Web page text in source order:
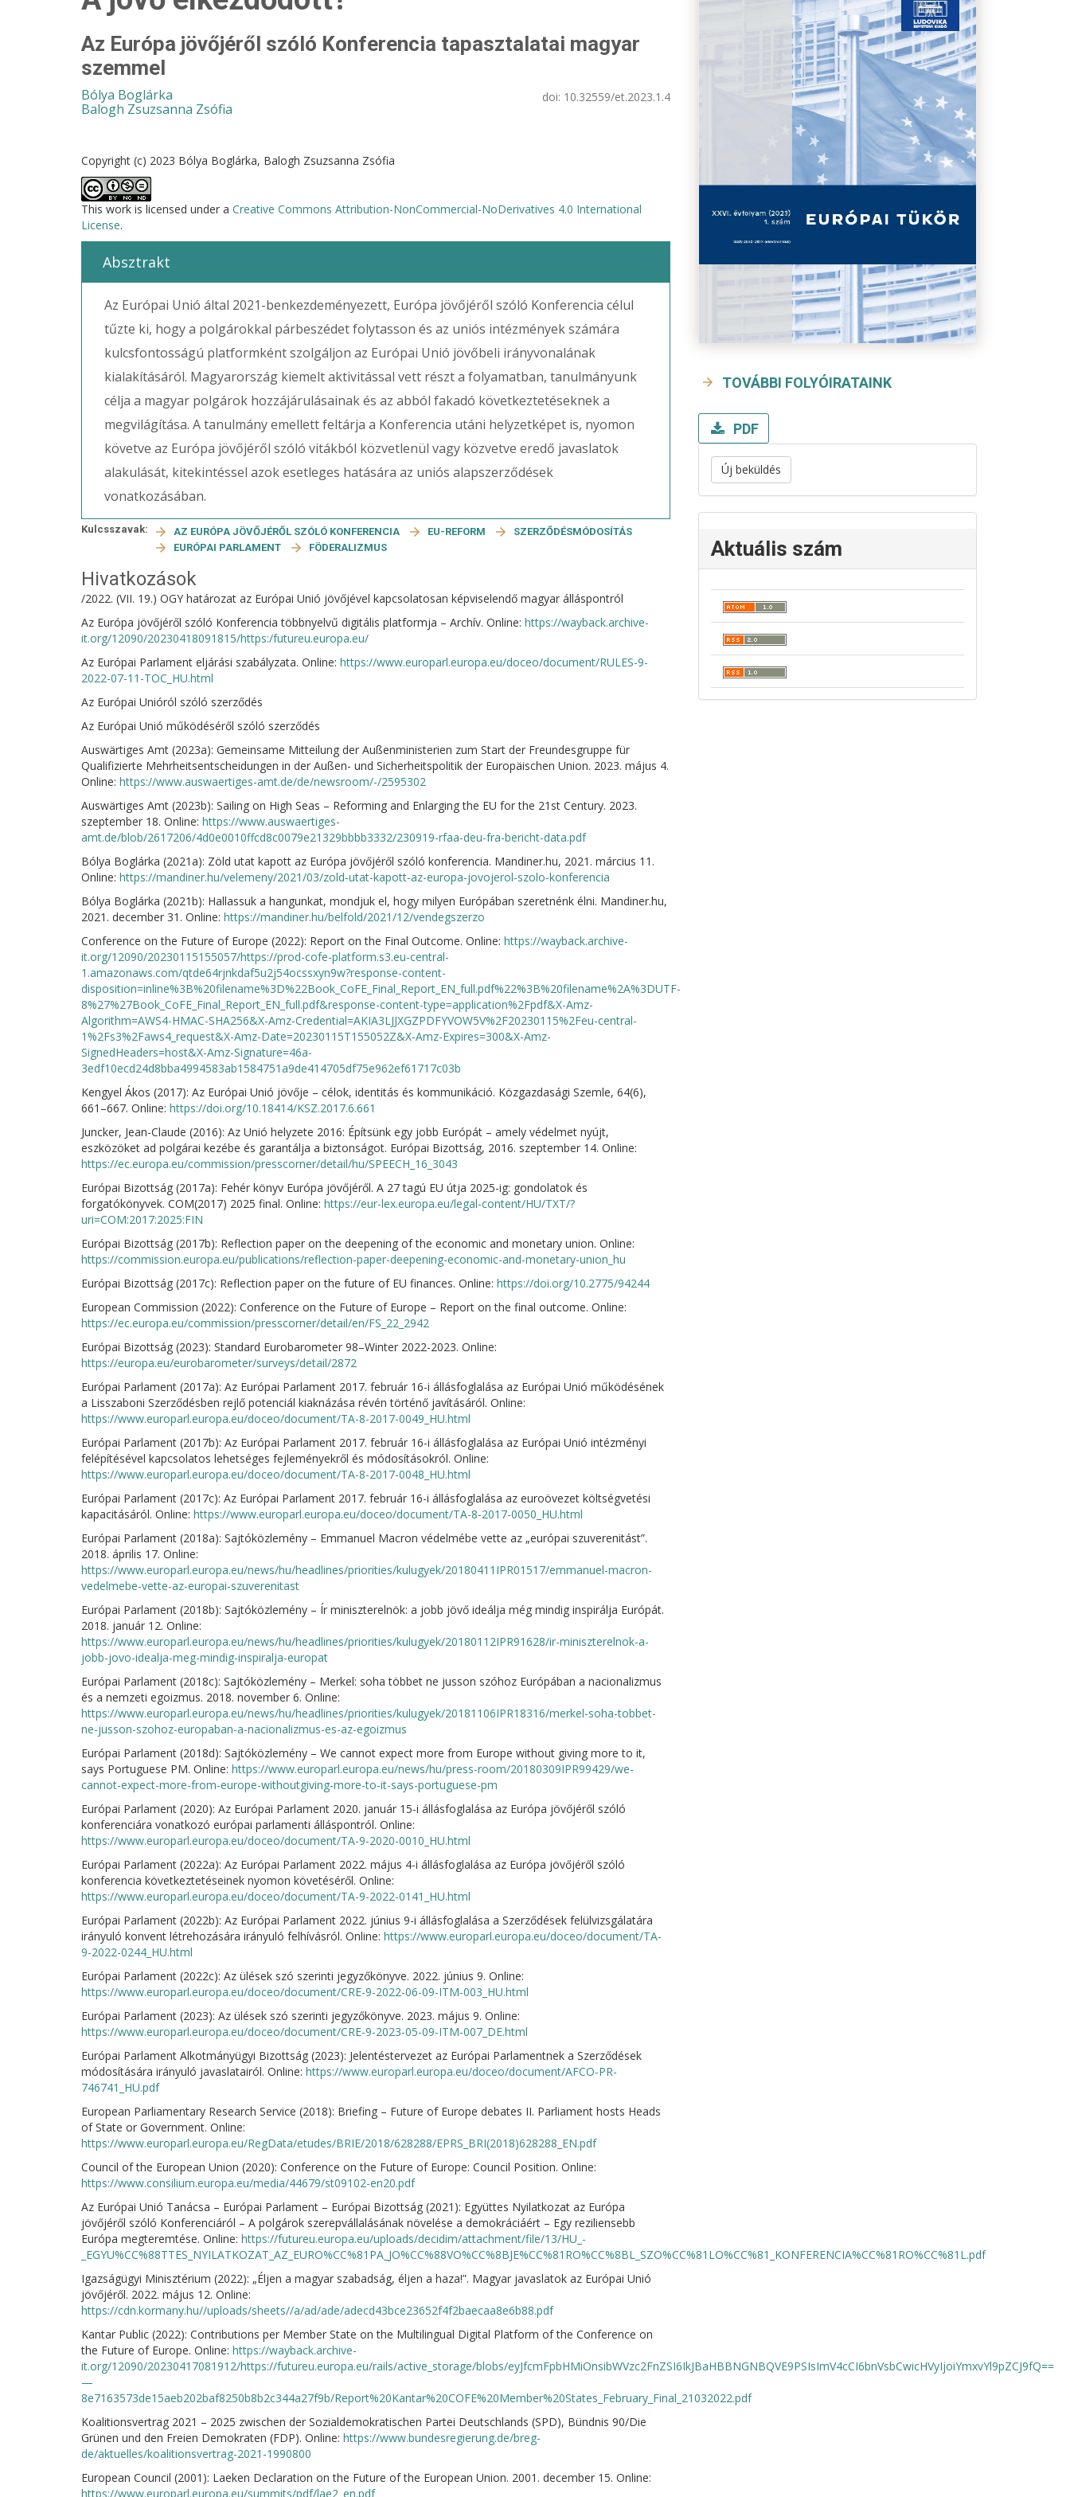
Az Európa jövőjéről szóló Konferencia tapasztalatai magyar
szemmel
Bólya Boglárka
Balogh Zsuzsanna Zsófia
doi: 10.32559/et.2023.1.4
Copyright (c) 2023 Bólya Boglárka, Balogh Zsuzsanna Zsófia
This work is licensed under a Creative Commons Attribution-NonCommercial-NoDerivatives 4.0 International
License.
Absztrakt
Az Európai Unió által 2021-benkezdeményezett, Európa jövőjéről szóló Konferencia célul
tűzte ki, hogy a polgárokkal párbeszédet folytasson és az uniós intézmények számára
kulcsfontosságú platformként szolgáljon az Európai Unió jövőbeli irányvonalának
kialakításáról. Magyarország kiemelt aktivitással vett részt a folyamatban, tanulmányunk
célja a magyar polgárok hozzájárulásainak és az abból fakadó következtetéseknek a
megvilágítása. A tanulmány emellett feltárja a Konferencia utáni helyzetképet is, nyomon
követve az Európa jövőjéről szóló vitákból közvetlenül vagy közvetve eredő javaslatok
alakulását, kitekintéssel azok esetleges hatására az uniós alapszerződések
vonatkozásában.
Kulcsszavak: AZ EURÓPA JÖVŐJÉRŐL SZÓLÓ KONFERENCIA EU-REFORM
SZERZŐDÉSMÓDOSÍTÁS
EURÓPAI PARLAMENT
FÖDERALIZMUS
Hivatkozások
/2022. (VII. 19.) OGY határozat az Európai Unió jövőjével kapcsolatosan képviselendő magyar álláspontról
Az Európa jövőjéről szóló Konferencia többnyelvű digitális platformja – Archív. Online: https://wayback.archive-
it.org/12090/20230418091815/https:/futureu.europa.eu/
Az Európai Parlament eljárási szabályzata. Online: https://www.europarl.europa.eu/doceo/document/RULES-9-
2022-07-11-TOC_HU.html
Az Európai Unióról szóló szerződés
Az Európai Unió működéséről szóló szerződés
Auswärtiges Amt (2023a): Gemeinsame Mitteilung der Außenministerien zum Start der Freundesgruppe für
Qualifizierte Mehrheitsentscheidungen in der Außen- und Sicherheitspolitik der Europäischen Union. 2023. május 4.
Online: https://www.auswaertiges-amt.de/de/newsroom/-/2595302
Auswärtiges Amt (2023b): Sailing on High Seas – Reforming and Enlarging the EU for the 21st Century. 2023.
szeptember 18. Online: https://www.auswaertiges-
amt.de/blob/2617206/4d0e0010ffcd8c0079e21329bbbb3332/230919-rfaa-deu-fra-bericht-data.pdf
Bólya Boglárka (2021a): Zöld utat kapott az Európa jövőjéről szóló konferencia. Mandiner.hu, 2021. március 11.
Online: https://mandiner.hu/velemeny/2021/03/zold-utat-kapott-az-europa-jovojerol-szolo-konferencia
Bólya Boglárka (2021b): Hallassuk a hangunkat, mondjuk el, hogy milyen Európában szeretnénk élni. Mandiner.hu,
2021. december 31. Online: https://mandiner.hu/belfold/2021/12/vendegszerzo
Conference on the Future of Europe (2022): Report on the Final Outcome. Online: https://wayback.archive-
it.org/12090/20230115155057/https://prod-cofe-platform.s3.eu-central-
1.amazonaws.com/qtde64rjnkdaf5u2j54ocssxyn9w?response-content-
disposition=inline%3B%20filename%3D%22Book_CoFE_Final_Report_EN_full.pdf%22%3B%20filename%2A%3DUTF-
8%27%27Book_CoFE_Final_Report_EN_full.pdf&response-content-type=application%2Fpdf&X-Amz-
Algorithm=AWS4-HMAC-SHA256&X-Amz-Credential=AKIA3LJJXGZPDFYVOW5V%2F20230115%2Feu-central-
1%2Fs3%2Faws4_request&X-Amz-Date=20230115T155052Z&X-Amz-Expires=300&X-Amz-
SignedHeaders=host&X-Amz-Signature=46a-
3edf10ecd24d8bba4994583ab1584751a9de414705df75e962ef61717c03b
Kengyel Ákos (2017): Az Európai Unió jövője – célok, identitás és kommunikáció. Közgazdasági Szemle, 64(6),
661–667. Online: https://doi.org/10.18414/KSZ.2017.6.661
Juncker, Jean-Claude (2016): Az Unió helyzete 2016: Építsünk egy jobb Európát – amely védelmet nyújt,
eszközöket ad polgárai kezébe és garantálja a biztonságot. Európai Bizottság, 2016. szeptember 14. Online:
https://ec.europa.eu/commission/presscorner/detail/hu/SPEECH_16_3043
Európai Bizottság (2017a): Fehér könyv Európa jövőjéről. A 27 tagú EU útja 2025-ig: gondolatok és
forgatókönyvek. COM(2017) 2025 final. Online: https://eur-lex.europa.eu/legal-content/HU/TXT/?
uri=COM:2017:2025:FIN
Európai Bizottság (2017b): Reflection paper on the deepening of the economic and monetary union. Online:
https://commission.europa.eu/publications/reflection-paper-deepening-economic-and-monetary-union_hu
Európai Bizottság (2017c): Reflection paper on the future of EU finances. Online: https://doi.org/10.2775/94244
European Commission (2022): Conference on the Future of Europe – Report on the final outcome. Online:
https://ec.europa.eu/commission/presscorner/detail/en/FS_22_2942
Európai Bizottság (2023): Standard Eurobarometer 98–Winter 2022-2023. Online:
https://europa.eu/eurobarometer/surveys/detail/2872
Európai Parlament (2017a): Az Európai Parlament 2017. február 16-i állásfoglalása az Európai Unió működésének
a Lisszaboni Szerződésben rejlő potenciál kiaknázása révén történő javításáról. Online:
https://www.europarl.europa.eu/doceo/document/TA-8-2017-0049_HU.html
Európai Parlament (2017b): Az Európai Parlament 2017. február 16-i állásfoglalása az Európai Unió intézményi
felépítésével kapcsolatos lehetséges fejleményekről és módosításokról. Online:
https://www.europarl.europa.eu/doceo/document/TA-8-2017-0048_HU.html
Európai Parlament (2017c): Az Európai Parlament 2017. február 16-i állásfoglalása az euroövezet költségvetési
kapacitásáról. Online: https://www.europarl.europa.eu/doceo/document/TA-8-2017-0050_HU.html
Európai Parlament (2018a): Sajtóközlemény – Emmanuel Macron védelmébe vette az „európai szuverenitást”.
2018. április 17. Online:
https://www.europarl.europa.eu/news/hu/headlines/priorities/kulugyek/20180411IPR01517/emmanuel-macron-
vedelmebe-vette-az-europai-szuverenitast
Európai Parlament (2018b): Sajtóközlemény – Ír miniszterelnök: a jobb jövő ideálja még mindig inspirálja Európát.
2018. január 12. Online:
https://www.europarl.europa.eu/news/hu/headlines/priorities/kulugyek/20180112IPR91628/ir-miniszterelnok-a-
jobb-jovo-idealja-meg-mindig-inspiralja-europat
Európai Parlament (2018c): Sajtóközlemény – Merkel: soha többet ne jusson szóhoz Európában a nacionalizmus
és a nemzeti egoizmus. 2018. november 6. Online:
https://www.europarl.europa.eu/news/hu/headlines/priorities/kulugyek/20181106IPR18316/merkel-soha-tobbet-
ne-jusson-szohoz-europaban-a-nacionalizmus-es-az-egoizmus
Európai Parlament (2018d): Sajtóközlemény – We cannot expect more from Europe without giving more to it,
says Portuguese PM. Online: https://www.europarl.europa.eu/news/hu/press-room/20180309IPR99429/we-
cannot-expect-more-from-europe-withoutgiving-more-to-it-says-portuguese-pm
Európai Parlament (2020): Az Európai Parlament 2020. január 15-i állásfoglalása az Európa jövőjéről szóló
konferenciára vonatkozó európai parlamenti álláspontról. Online:
https://www.europarl.europa.eu/doceo/document/TA-9-2020-0010_HU.html
Európai Parlament (2022a): Az Európai Parlament 2022. május 4-i állásfoglalása az Európa jövőjéről szóló
konferencia következtetéseinek nyomon követéséről. Online:
https://www.europarl.europa.eu/doceo/document/TA-9-2022-0141_HU.html
Európai Parlament (2022b): Az Európai Parlament 2022. június 9-i állásfoglalása a Szerződések felülvizsgálatára
irányuló konvent létrehozására irányuló felhívásról. Online: https://www.europarl.europa.eu/doceo/document/TA-
9-2022-0244_HU.html
Európai Parlament (2022c): Az ülések szó szerinti jegyzőkönyve. 2022. június 9. Online:
https://www.europarl.europa.eu/doceo/document/CRE-9-2022-06-09-ITM-003_HU.html
Európai Parlament (2023): Az ülések szó szerinti jegyzőkönyve. 2023. május 9. Online:
https://www.europarl.europa.eu/doceo/document/CRE-9-2023-05-09-ITM-007_DE.html
Európai Parlament Alkotmányügyi Bizottság (2023): Jelentéstervezet az Európai Parlamentnek a Szerződések
módosítására irányuló javaslatairól. Online: https://www.europarl.europa.eu/doceo/document/AFCO-PR-
746741_HU.pdf
European Parliamentary Research Service (2018): Briefing – Future of Europe debates II. Parliament hosts Heads
of State or Government. Online:
https://www.europarl.europa.eu/RegData/etudes/BRIE/2018/628288/EPRS_BRI(2018)628288_EN.pdf
Council of the European Union (2020): Conference on the Future of Europe: Council Position. Online:
https://www.consilium.europa.eu/media/44679/st09102-en20.pdf
Az Európai Unió Tanácsa – Európai Parlament – Európai Bizottság (2021): Együttes Nyilatkozat az Európa
jövőjéről szóló Konferenciáról – A polgárok szerepvállalásának növelése a demokráciáért – Egy reziliensebb
Európa megteremtése. Online: https://futureu.europa.eu/uploads/decidim/attachment/file/13/HU_-
_EGYU%CC%88TTES_NYILATKOZAT_AZ_EURO%CC%81PA_JO%CC%88VO%CC%8BJE%CC%81RO%CC%8BL_SZO%CC%81LO%CC%81_KONFERENCIA%CC%81RO%CC%81L.pdf
Igazságügyi Minisztérium (2022): „Éljen a magyar szabadság, éljen a haza!”. Magyar javaslatok az Európai Unió
jövőjéről. 2022. május 12. Online:
https://cdn.kormany.hu//uploads/sheets//a/ad/ade/adecd43bce23652f4f2baecaa8e6b88.pdf
Kantar Public (2022): Contributions per Member State on the Multilingual Digital Platform of the Conference on
the Future of Europe. Online: https://wayback.archive-
it.org/12090/20230417081912/https://futureu.europa.eu/rails/active_storage/blobs/eyJfcmFpbHMiOnsibWVzc2FnZSI6IkJBaHBBNGNBQVE9PSIsImV4cCI6bnVsbCwicHVyIjoiYmxvYl9pZCJ9fQ==
—
8e7163573de15aeb202baf8250b8b2c344a27f9b/Report%20Kantar%20COFE%20Member%20States_February_Final_21032022.pdf
Koalitionsvertrag 2021 – 2025 zwischen der Sozialdemokratischen Partei Deutschlands (SPD), Bündnis 90/Die
Grünen und den Freien Demokraten (FDP). Online: https://www.bundesregierung.de/breg-
de/aktuelles/koalitionsvertrag-2021-1990800
European Council (2001): Laeken Declaration on the Future of the European Union. 2001. december 15. Online:
https://www.europarl.europa.eu/summits/pdf/lae2_en.pdf
TOVÁBBI FOLYÓIRATAINK
PDF
Új beküldés
Aktuális szám